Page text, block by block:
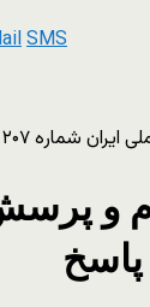
SMS
مورخ ۱۵ دیماه ۱۳۹۹
و
پاسخ